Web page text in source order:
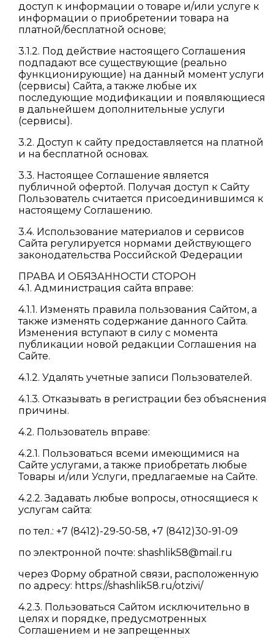
доступ к информации о товаре и/или услуге к
информации о приобретении товара на
платной/бесплатной основе;
3.1.2. Под действие настоящего Соглашения
подпадают все существующие (реально
функционирующие) на данный момент услуги
(сервисы) Сайта, а также любые их
последующие модификации и появляющиеся
в дальнейшем дополнительные услуги
(сервисы).
3.2. Доступ к сайту предоставляется на платной
и на бесплатной основах.
3.3. Настоящее Соглашение является
публичной офертой. Получая доступ к Сайту
Пользователь считается присоединившимся к
настоящему Соглашению.
3.4. Использование материалов и сервисов
Сайта регулируется нормами действующего
законодательства Российской Федерации
ПРАВА И ОБЯЗАННОСТИ СТОРОН
4.1. Администрация сайта вправе:
4.1.1. Изменять правила пользования Сайтом, а
также изменять содержание данного Сайта.
Изменения вступают в силу с момента
публикации новой редакции Соглашения на
Сайте.
4.1.2. Удалять учетные записи Пользователей.
4.1.3. Отказывать в регистрации без объяснения
причины.
4.2. Пользователь вправе:
4.2.1. Пользоваться всеми имеющимися на
Сайте услугами, а также приобретать любые
Товары и/или Услуги, предлагаемые на Сайте.
4.2.2. Задавать любые вопросы, относящиеся к
услугам сайта:
по тел.: +7 (8412)-29-50-58, +7 (8412)30-91-09
по электронной почте: shashlik58@mail.ru
через Форму обратной связи, расположенную
по адресу: https://shashlik58.ru/otzivi/
4.2.3. Пользоваться Сайтом исключительно в
целях и порядке, предусмотренных
Соглашением и не запрещенных